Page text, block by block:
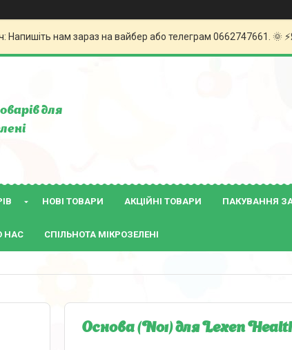
Напишіть нам зараз на вайбер або телеграм 0662747661. 🌞
для
НОВІ ТОВАРИ АКЦІЙНІ ТОВАРИ ПАКУВАННЯ
НАС СПІЛЬНОТА МІКРОЗЕЛЕНІ
Основа (No1) для Lexen